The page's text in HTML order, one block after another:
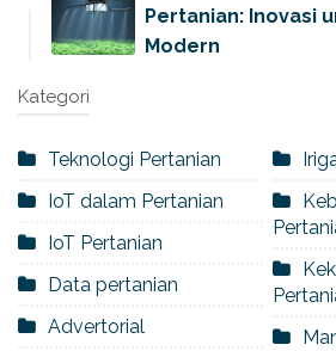
Pertanian: Inovasi
Modern
Kategori
Teknologi Pertanian
IoT dalam Pertanian
IoT Pertanian
Data pertanian
Advertorial